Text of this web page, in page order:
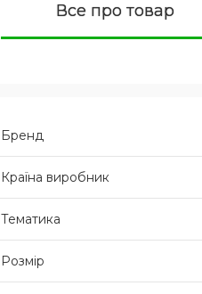
Все про товар
Бренд
Країна виробник
Тематика
Розмір